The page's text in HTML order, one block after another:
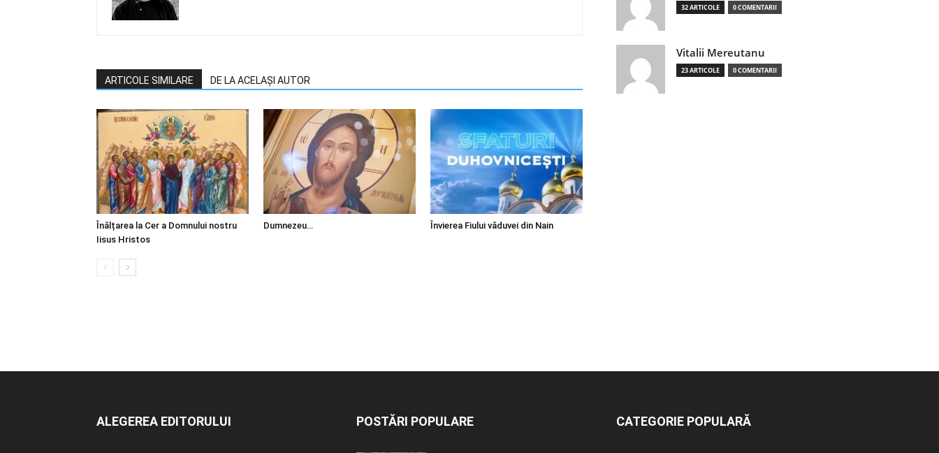
ARTICOLE SIMILARE DE LA ACELAȘI AUTOR
Înălțarea la Cer a Domnului nostru
Iisus Hristos
Dumnezeu… Învierea Fiului văduvei din Nain
32 ARTICOLE 0 COMENTARII
Vitalii Mereutanu
23 ARTICOLE 0 COMENTARII
ALEGEREA EDITORULUI POSTĂRI POPULARE CATEGORIE POPULARĂ